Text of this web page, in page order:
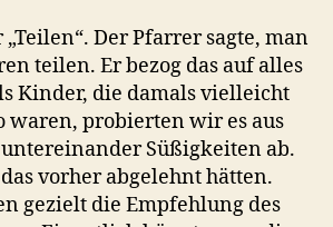
„Teilen“. Der Pfarrer sagte, man
teilen. Er bezog das auf alles
Kinder, die damals vielleicht
waren, probierten wir es aus
Süßigkeiten ab.
vorher abgelehnt hätten.
gezielt die Empfehlung des